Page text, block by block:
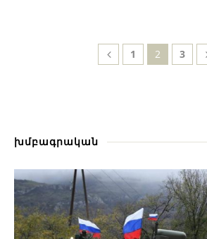
1 2 3
խմբագրական